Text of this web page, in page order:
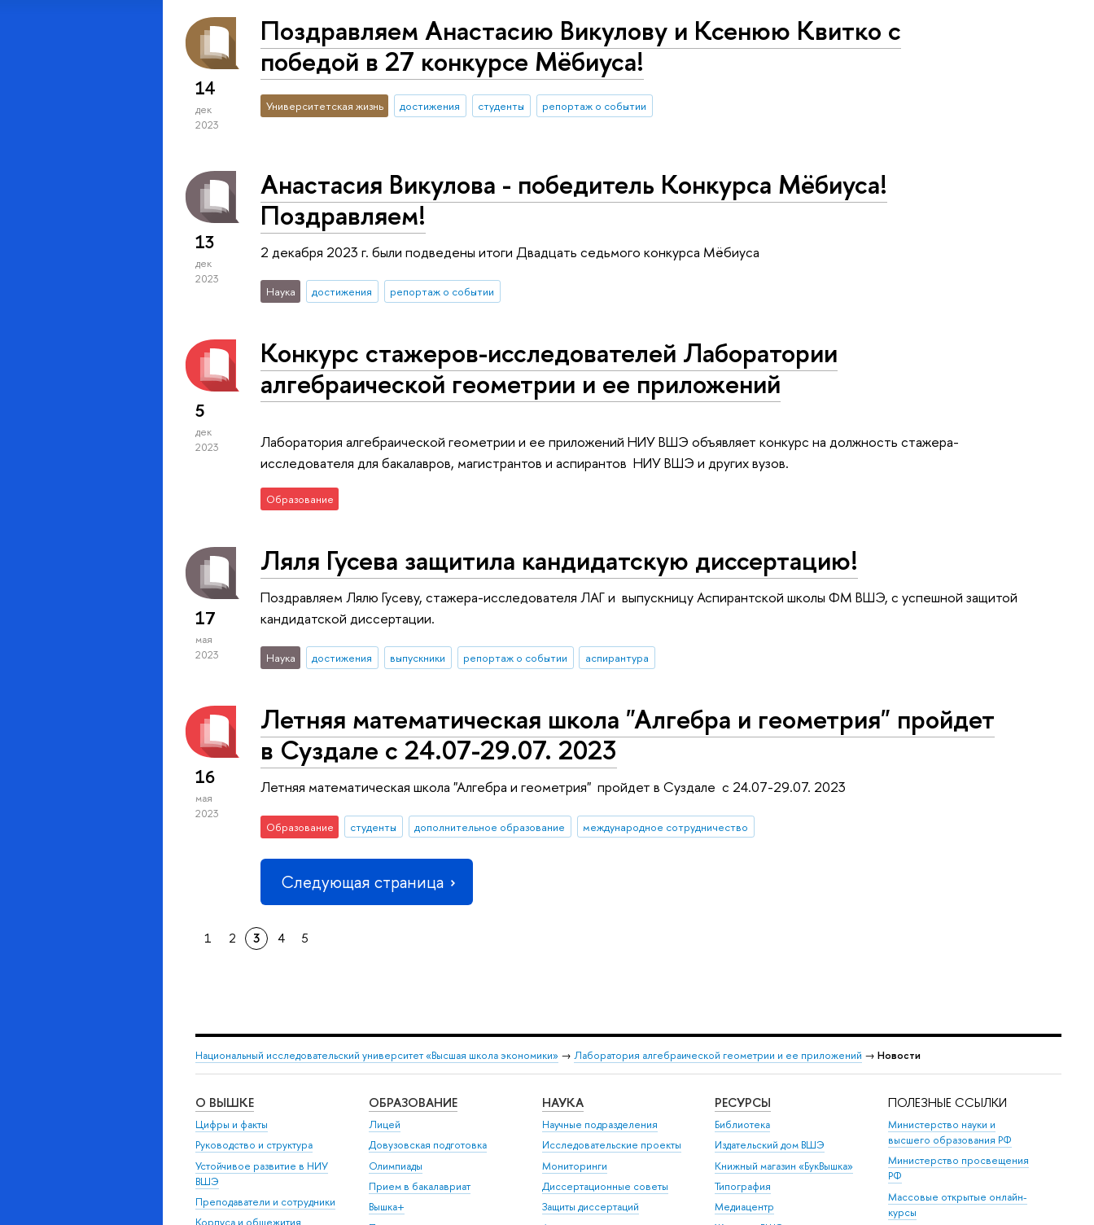
14
дек
2023
Поздравляем Анастасию Викулову и Ксенюю Квитко с
победой в 27 конкурсе Мёбиуса!
Университетская жизнь достижения студенты репортаж о событии
13
дек
2023
Анастасия Викулова - победитель Конкурса Мёбиуса!
Поздравляем!
2 декабря 2023 г. были подведены итоги Двадцать седьмого конкурса Мёбиуса
Наука достижения репортаж о событии
5
дек
2023
Конкурс стажеров-исследователей Лаборатории
алгебраической геометрии и ее приложений
Лаборатория алгебраической геометрии и ее приложений НИУ ВШЭ объявляет конкурс на должность стажера-
исследователя для бакалавров, магистрантов и аспирантов НИУ ВШЭ и других вузов.
Образование
17
мая
2023
Ляля Гусева защитила кандидатскую диссертацию!
Поздравляем Лялю Гусеву, стажера-исследователя ЛАГ и выпускницу Аспирантской школы ФМ ВШЭ, с успешной защитой
кандидатской диссертации.
Наука достижения выпускники репортаж о событии аспирантура
16
мая
2023
Летняя математическая школа "Алгебра и геометрия" пройдет
в Суздале с 24.07-29.07. 2023
Летняя математическая школа "Алгебра и геометрия" пройдет в Суздале с 24.07-29.07. 2023
Образование студенты дополнительное образование международное сотрудничество
Следующая страница
1 2 3 4 5
Национальный исследовательский университет «Высшая школа экономики» → Лаборатория алгебраической геометрии и ее приложений → Новости
О ВЫШКЕ
Цифры и факты
Руководство и структура
Устойчивое развитие в НИУ
ВШЭ
Преподаватели и сотрудники
ОБРАЗОВАНИЕ
Лицей
Довузовская подготовка
Олимпиады
Прием в бакалавриат
Вышка+
НАУКА
Научные подразделения
Исследовательские проекты
Мониторинги
Диссертационные советы
Защиты диссертаций
РЕСУРСЫ
Библиотека
Издательский дом ВШЭ
Книжный магазин «БукВышка»
Типография
Медиацентр
ПОЛЕЗНЫЕ ССЫЛКИ
Министерство науки и
высшего образования РФ
Министерство просвещения
РФ
Массовые открытые онлайн-
курсы